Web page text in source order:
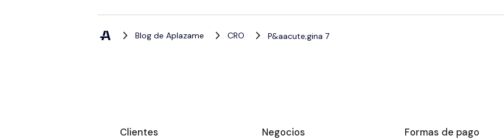
Blog de Aplazame CRO P&aacute;gina 7
Clientes Negocios Formas de pago